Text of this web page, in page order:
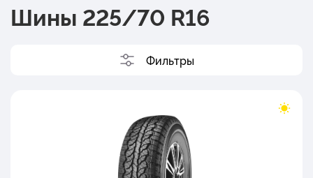
Шины 225/70 R16
Фильтры